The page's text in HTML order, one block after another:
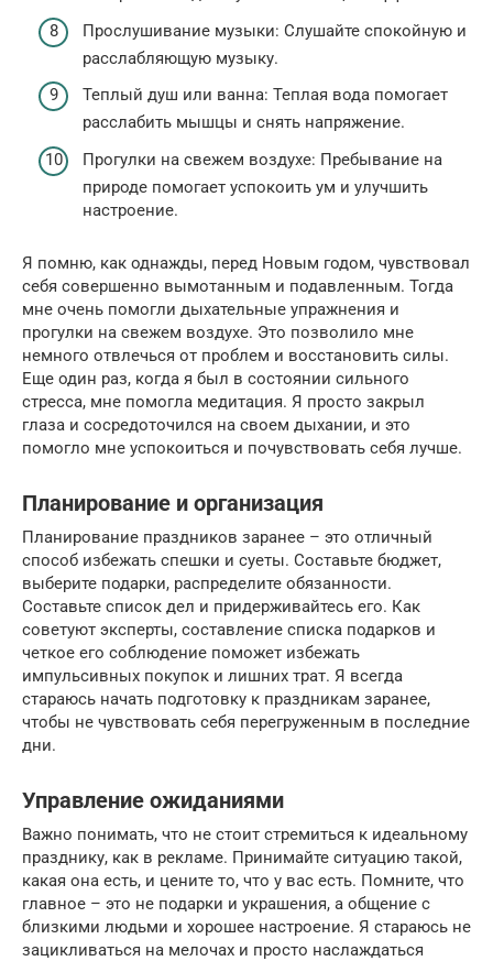
Прослушивание музыки: Слушайте спокойную и
расслабляющую музыку.
Теплый душ или ванна: Теплая вода помогает
расслабить мышцы и снять напряжение.
Прогулки на свежем воздухе: Пребывание на
природе помогает успокоить ум и улучшить
настроение.
Я помню, как однажды, перед Новым годом, чувствовал
себя совершенно вымотанным и подавленным. Тогда
мне очень помогли дыхательные упражнения и
прогулки на свежем воздухе. Это позволило мне
немного отвлечься от проблем и восстановить силы.
Еще один раз, когда я был в состоянии сильного
стресса, мне помогла медитация. Я просто закрыл
глаза и сосредоточился на своем дыхании, и это
помогло мне успокоиться и почувствовать себя лучше.
Планирование и организация
Планирование праздников заранее – это отличный
способ избежать спешки и суеты. Составьте бюджет,
выберите подарки, распределите обязанности.
Составьте список дел и придерживайтесь его. Как
советуют эксперты, составление списка подарков и
четкое его соблюдение поможет избежать
импульсивных покупок и лишних трат. Я всегда
стараюсь начать подготовку к праздникам заранее,
чтобы не чувствовать себя перегруженным в последние
дни.
Управление ожиданиями
Важно понимать, что не стоит стремиться к идеальному
празднику, как в рекламе. Принимайте ситуацию такой,
какая она есть, и цените то, что у вас есть. Помните, что
главное – это не подарки и украшения, а общение с
близкими людьми и хорошее настроение. Я стараюсь не
зацикливаться на мелочах и просто наслаждаться